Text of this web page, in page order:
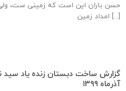
حسن باران این است که زمینی ست،
امداد زمین [...]
آذر‌ماه ۱۳۹۹